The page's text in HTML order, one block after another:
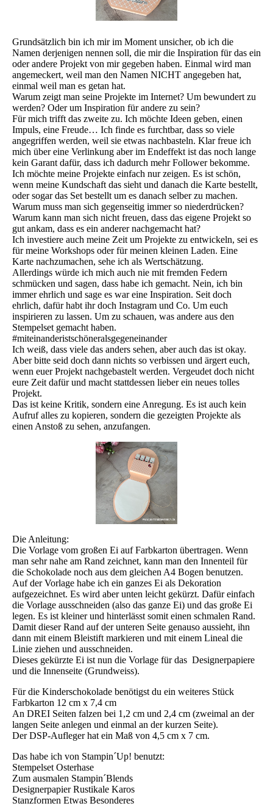
Grundsätzlich bin ich mir im Moment unsicher, ob ich die
Namen derjenigen nennen soll, die mir die Inspiration für das ein
oder andere Projekt von mir gegeben haben. Einmal wird man
angemeckert, weil man den Namen NICHT angegeben hat,
einmal weil man es getan hat.
Warum zeigt man seine Projekte im Internet? Um bewundert zu
werden? Oder um Inspiration für andere zu sein?
Für mich trifft das zweite zu. Ich möchte Ideen geben, einen
Impuls, eine Freude… Ich finde es furchtbar, dass so viele
angegriffen werden, weil sie etwas nachbasteln. Klar freue ich
mich über eine Verlinkung aber im Endeffekt ist das noch lange
kein Garant dafür, dass ich dadurch mehr Follower bekomme.
Ich möchte meine Projekte einfach nur zeigen. Es ist schön,
wenn meine Kundschaft das sieht und danach die Karte bestellt,
oder sogar das Set bestellt um es danach selber zu machen.
Warum muss man sich gegenseitig immer so niederdrücken?
Warum kann man sich nicht freuen, dass das eigene Projekt so
gut ankam, dass es ein anderer nachgemacht hat?
Ich investiere auch meine Zeit um Projekte zu entwickeln, sei es
für meine Workshops oder für meinen kleinen Laden. Eine
Karte nachzumachen, sehe ich als Wertschätzung.
Allerdings würde ich mich auch nie mit fremden Federn
schmücken und sagen, dass habe ich gemacht. Nein, ich bin
immer ehrlich und sage es war eine Inspiration. Seit doch
ehrlich, dafür habt ihr doch Instagram und Co. Um euch
inspirieren zu lassen. Um zu schauen, was andere aus den
Stempelset gemacht haben.
#miteinanderistschöneralsgegeneinander
Ich weiß, dass viele das anders sehen, aber auch das ist okay.
Aber bitte seid doch dann nichts so verbissen und ärgert euch,
wenn euer Projekt nachgebastelt werden. Vergeudet doch nicht
eure Zeit dafür und macht stattdessen lieber ein neues tolles
Projekt.
Das ist keine Kritik, sondern eine Anregung. Es ist auch kein
Aufruf alles zu kopieren, sondern die gezeigten Projekte als
einen Anstoß zu sehen, anzufangen.
Die Anleitung:
Die Vorlage vom großen Ei auf Farbkarton übertragen. Wenn
man sehr nahe am Rand zeichnet, kann man den Innenteil für
die Schokolade noch aus dem gleichen A4 Bogen benutzen.
Auf der Vorlage habe ich ein ganzes Ei als Dekoration
aufgezeichnet. Es wird aber unten leicht gekürzt. Dafür einfach
die Vorlage ausschneiden (also das ganze Ei) und das große Ei
legen. Es ist kleiner und hinterlässt somit einen schmalen Rand.
Damit dieser Rand auf der unteren Seite genauso aussieht, ihn
dann mit einem Bleistift markieren und mit einem Lineal die
Linie ziehen und ausschneiden.
Dieses gekürzte Ei ist nun die Vorlage für das Designerpapiere
und die Innenseite (Grundweiss).
Für die Kinderschokolade benötigst du ein weiteres Stück
Farbkarton 12 cm x 7,4 cm
An DREI Seiten falzen bei 1,2 cm und 2,4 cm (zweimal an der
langen Seite anlegen und einmal an der kurzen Seite).
Der DSP-Aufleger hat ein Maß von 4,5 cm x 7 cm.
Das habe ich von Stampin´Up! benutzt:
Stempelset Osterhase
Zum ausmalen Stampin´Blends
Designerpapier Rustikale Karos
Stanzformen Etwas Besonderes